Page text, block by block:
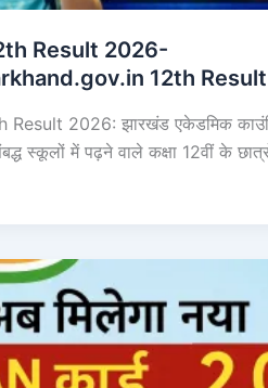
Result 2026-
12th
Result 2026: झारखंड एकेडमिक
स्कूलों में पढ़ने वाले कक्षा 12वीं के